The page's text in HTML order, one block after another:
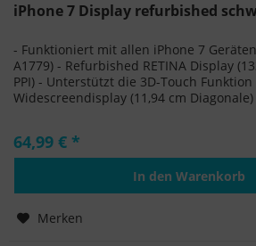
iPhone 7 Display refurbished
- Funktioniert mit allen iPhone 7 Geräten
A1779) - Refurbished RETINA Display
PPI) - Unterstützt die 3D-Touch
Widescreendisplay (11,94 cm
64,99 € *
In den Warenkorb
Merken